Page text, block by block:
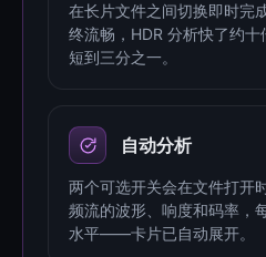
在长片文件之间切换即时完
终流畅，HDR 分析快了约
短到三分之一。
自动分析
两个可选开关会在文件打开
频流的波形、响度和码率，
水平——卡片已自动展开。